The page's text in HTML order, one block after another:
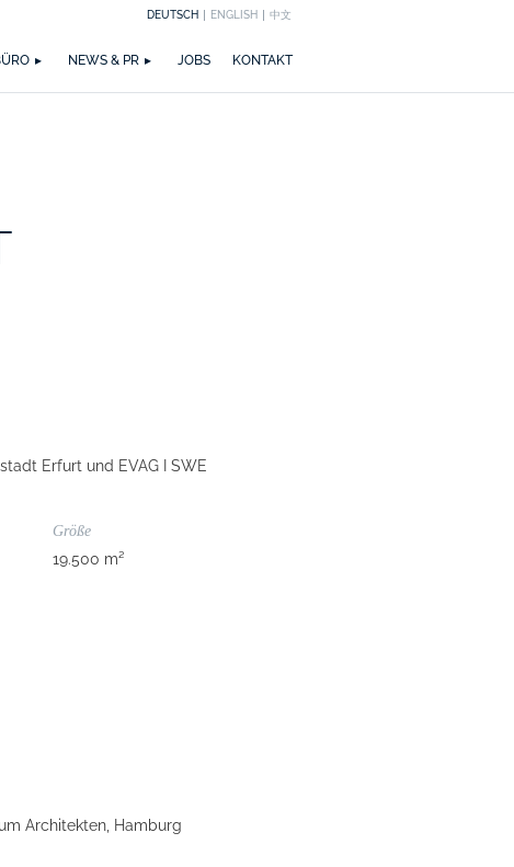
DEUTSCH ENGLISH 中文
NEWS & PR
JOBS
KONTAKT
Erfurt und EVAG I SWE
Größe
19.500 m²
Architekten, Hamburg